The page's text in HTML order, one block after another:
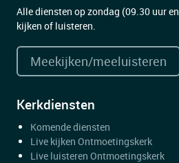
Alle diensten op zondag (09.30 uur
kijken of luisteren.
Meekijken/meeluisteren
Kerkdiensten
Komende diensten
Live kijken Ontmoetingskerk
Live luisteren Ontmoetingskerk